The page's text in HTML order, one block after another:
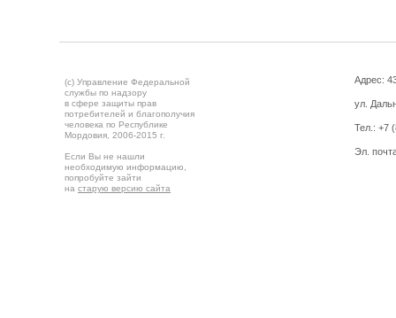
(c) Управление Федеральной
службы по надзору
в сфере защиты прав
потребителей и благополучия
человека по Республике
Мордовия, 2006-2015 г.
Если Вы не нашли
необходимую информацию,
попробуйте зайти
на старую версию сайта
Адрес:
ул.
Тел.: +7
Эл.